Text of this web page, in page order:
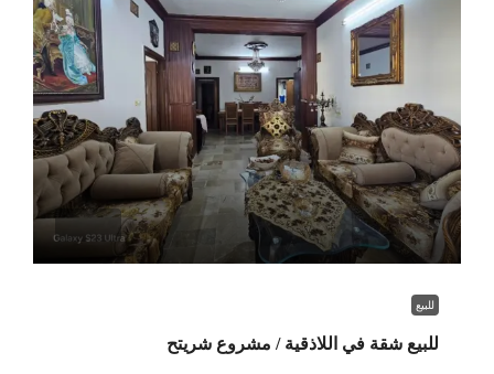
للبيع
للبيع شقة في اللاذقية / مشروع شريتح